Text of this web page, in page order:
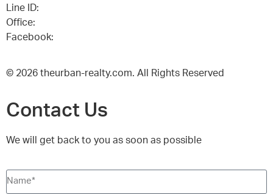
Line ID:
Office:
Facebook:
© 2026 theurban-realty.com. All Rights Reserved
Contact Us
We will get back to you as soon as possible